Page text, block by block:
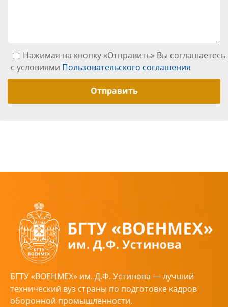
Нажимая на кнопку «Отправить» Вы соглашаетесь
с условиями Пользовательского соглашения
БГТУ «ВОЕНМЕХ» им. Д.Ф. Устинова — лучший
технический вуз страны по подготовке кадров
оборонной промышленности.